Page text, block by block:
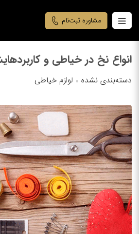
مشاوره ثبت‌نام
انواع نخ در خیاطی و
دسته‌بندی نشده لوازم خیاطی